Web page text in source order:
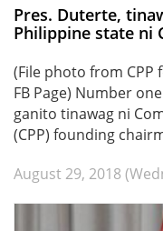
Pres. Duterte,
Philippine state ni
(File photo from CPP
FB Page) Number
ganito tinawag ni
(CPP) founding
August 29, 2018